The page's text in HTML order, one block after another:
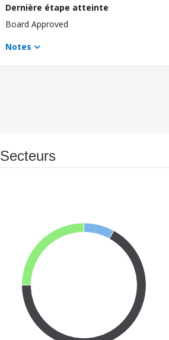
Dernière étape atteinte
Board Approved
Notes
Secteurs